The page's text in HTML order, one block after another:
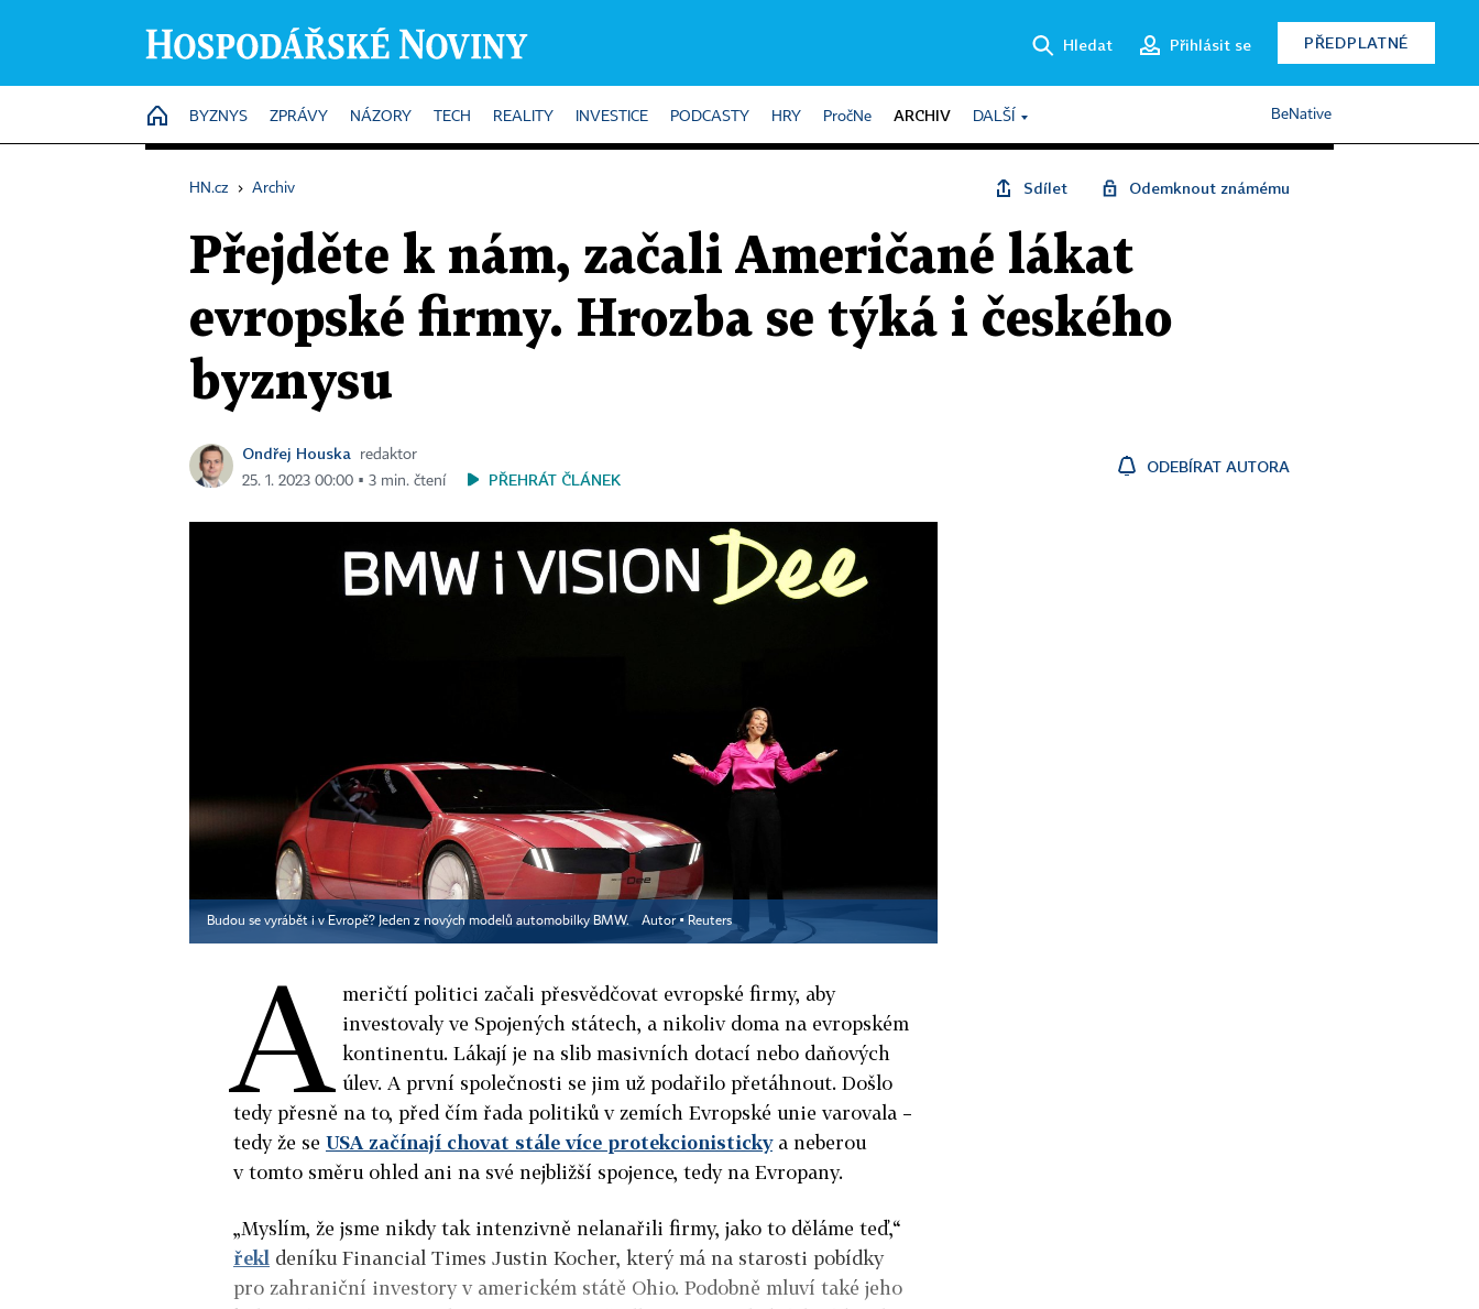
Hledat Přihlásit se PŘEDPLATNÉ
HOME
BYZNYS ZPRÁVY NÁZORY TECH REALITY INVESTICE PODCASTY HRY PročNe ARCHIV DALŠÍ BeNative
HN.cz › Archiv Sdílet Odemknout známému
Přejděte k nám, začali Američané lákat
evropské firmy. Hrozba se týká i českého
byznysu
Ondřej Houska
redaktor
25. 1. 2023 00:00 ▪ 3 min. čtení
PŘEHRÁT ČLÁNEK
ODEBÍRAT AUTORA
Budou se vyrábět i v Evropě? Jeden z nových modelů automobilky BMW. Autor ▪ Reuters
A meričtí politici začali přesvědčovat evropské firmy, aby
investovaly ve Spojených státech, a nikoliv doma na evropském
kontinentu. Lákají je na slib masivních dotací nebo daňových
úlev. A první společnosti se jim už podařilo přetáhnout. Došlo
tedy přesně na to, před čím řada politiků v zemích Evropské unie varovala –
tedy že se USA začínají chovat stále více protekcionistickya neberou
v tomto směru ohled ani na své nejbližší spojence, tedy na Evropany.
„Myslím, že jsme nikdy tak intenzivně nelanařili firmy, jako to děláme teď,“
řekl deníku Financial Times Justin Kocher, který má na starosti pobídky
pro zahraniční investory v americkém státě Ohio. Podobně mluví také jeho